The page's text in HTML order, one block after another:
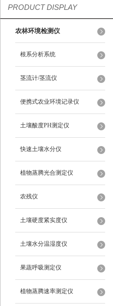
PRODUCT DISPLAY
农林环境检测仪
根系分析系统
茎流计/茎流仪
便携式农业环境记录仪
土壤酸度PH测定仪
快速土壤水分仪
植物蒸腾光合测定仪
农残仪
土壤硬度紧实度仪
土壤水分温湿度仪
果蔬呼吸测定仪
植物蒸腾速率测定仪